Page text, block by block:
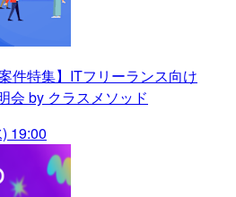
件特集】ITフリーランス向け
会 by クラスメソッド
19:00